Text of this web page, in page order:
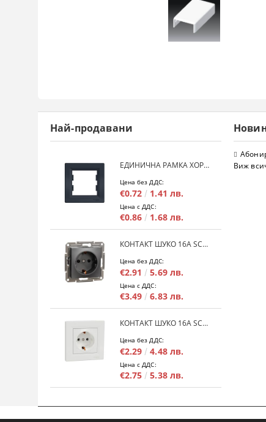
Най-продавани
ЕДИНИЧНА РАМКА ХОРИЗОНТАЛНА SCHNEIDER ASFORA EPH5800171 - АНТРАЦИТ
Цена без ДДС:
€0.72 1.41 лв.
Цена с ДДС:
€0.86 1.68 лв.
КОНТАКТ ШУКО 16A SCHNEIDER ASFORA EPH2900171 - АНРАЦИТ
Цена без ДДС:
€2.91 5.69 лв.
Цена с ДДС:
€3.49 6.83 лв.
КОНТАКТ ШУКО 16A SCHNEIDER ASFORA EPH2900121 - БЯЛ
Цена без ДДС:
€2.29 4.48 лв.
Цена с ДДС:
€2.75 5.38 лв.
Виж